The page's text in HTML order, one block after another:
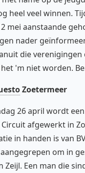
heel veel winnen.
mei aanstaande
nader
die verenigingen
'm niet worden.
Zoetermeer
26 april wordt
afgewerkt in
in handen is van
om in
Zeijl. Een man die